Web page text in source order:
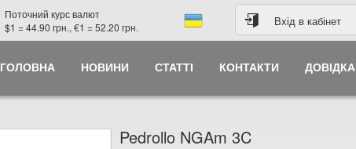
Поточний курс валют
$1 = 44.90 грн., €1 = 52.20 грн.
Вхід в кабінет
ГОЛОВНА НОВИНИ СТАТТІ КОНТАКТИ ДОВІДКА
Pedrollo NGAm 3C